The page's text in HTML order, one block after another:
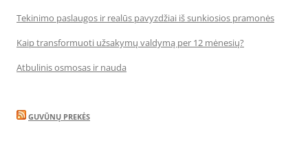
Tekinimo paslaugos ir realūs pavyzdžiai iš sunkiosios pramonės
Kaip transformuoti užsakymų valdymą per 12 mėnesių?
Atbulinis osmosas ir nauda
GUVŪNŲ PREKĖS